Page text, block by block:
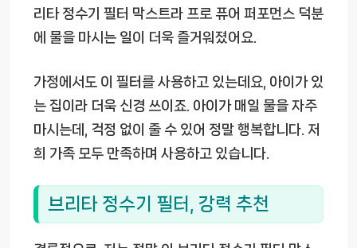
리타 정수기 필터 막스트라 프로 퓨어 퍼포먼스 덕분
에 물을 마시는 일이 더욱 즐거워졌어요.
가정에서도 이 필터를 사용하고 있는데요, 아이가 있
는 집이라 더욱 신경 쓰이죠. 아이가 매일 물을 자주
마시는데, 걱정 없이 줄 수 있어 정말 행복합니다. 저
희 가족 모두 만족하며 사용하고 있습니다.
브리타 정수기 필터, 강력 추천